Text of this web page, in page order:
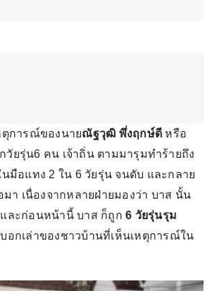
ตุการณ์ของนายณัฐวุฒิ พึ่งฤกษ์ดี หรือ
วัยรุ่น6 คน เจ้าถิ่น ตามมารุมทำร้ายถึง
มือแทง 2 ใน 6 วัยรุ่น จนดับ และกลาย
มา เนื่องจากหลายฝ่ายมองว่า บาส นั้น
ละก่อนหน้านี้ บาส ก็ถูก 6 วัยรุ่นรุม
อกเล่าของชาวบ้านที่เห็นเหตุการณ์ใน